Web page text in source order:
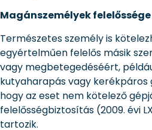
Magánszemélyek felelőssége
Természetes személy is
egyértelműen felelős másik
vagy megbetegedéséért,
kutyaharapás vagy kerékpáros
hogy az eset nem kötelező
felelősségbiztosítás (2009. évi
tartozik.